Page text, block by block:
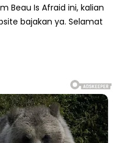
Beau Is Afraid ini, kalian
bajakan ya. Selamat